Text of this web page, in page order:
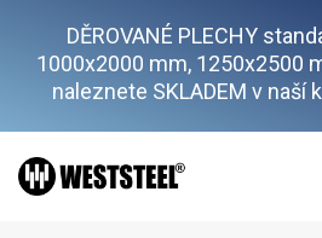
DĚROVANÉ PLECHY
1000x2000 mm, 1250x2500
naleznete SKLADEM v naší